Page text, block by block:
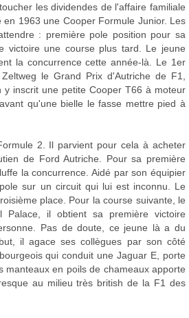
les dividendes de l'affaire familiale
1963 une Cooper Formule Junior. Les
: première pole position pour sa
victoire une course plus tard. Le jeune
la concurrence cette année-là. Le 1er
le Grand Prix d'Autriche de F1,
y inscrit une petite Cooper T66 à moteur
qu'une bielle le fasse mettre pied à
2. Il parvient pour cela à acheter
de Ford Autriche. Pour sa première
la concurrence. Aidé par son équipier
sur un circuit qui lui est inconnu. Le
place. Pour la course suivante, le
Palace, il obtient sa première victoire
Pas de doute, ce jeune là a du
il agace ses collègues par son côté
qui conduit une Jaguar E, porte
manteaux en poils de chameaux apporte
au milieu très british de la F1 des